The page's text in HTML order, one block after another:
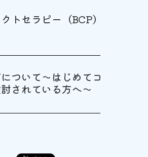
トセラピー（BCP）
ついて〜はじめてコ
されている方へ〜